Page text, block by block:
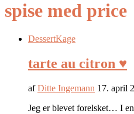
spise med price
DessertKage
tarte au citron ♥
afDitte Ingemann 17. april
Jeg er blevet forelsket… I